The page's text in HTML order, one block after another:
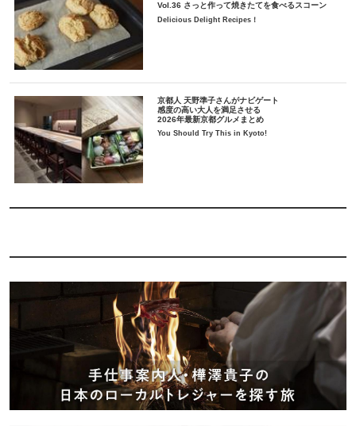
Vol.36 さっと作って焼きたてを食べるスコーン
Delicious Delight Recipes！
京都人 天野準子さんがナビゲート
感度の高い大人を満足させる
2026年最新京都グルメまとめ
You Should Try This in Kyoto!